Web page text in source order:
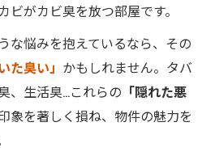
がカビ臭を放つ部屋です。
な悩みを抱えているなら、その
た臭い」 かもしれません。タバ
、生活臭…これらの 「隠れた悪
象を著しく損ね、物件の魅力を